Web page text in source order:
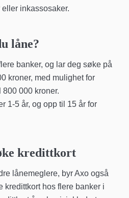
inkassosaker.
låne?
banker, og lar deg søke på
kroner, med mulighet for
000 kroner.
1-5 år, og opp til 15 år for
kredittkort
lånemeglere, byr Axo også
kredittkort hos flere banker i